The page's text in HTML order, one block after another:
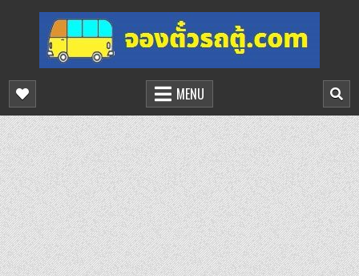
content
จองตั๋วรถตู้ออนไลน์
บริการจองตั๋วรถตู้ออนไลน์
MENU